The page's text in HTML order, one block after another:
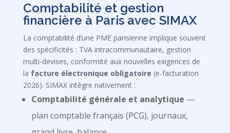
Comptabilité et gestion
financière à Paris avec SIMAX
La comptabilité d’une PME parisienne implique souvent
des spécificités : TVA intracommunautaire, gestion
multi-devises, conformité aux nouvelles exigences de
la facture électronique obligatoire (e-facturation
2026). SIMAX intègre nativement :
Comptabilité générale et analytique —
plan comptable français (PCG), journaux,